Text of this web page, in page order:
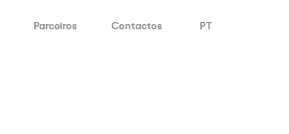
Parceiros Contactos PT